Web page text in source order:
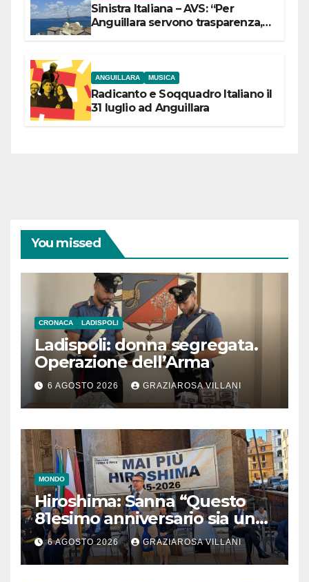
Sinistra Italiana – AVS: “Per
Anguillara servono trasparenza,
ANGUILLARA MUSICA
Radicanto e Soqquadro Italiano il
31 luglio ad Anguillara
You missed
CRONACA LADISPOLI
Ladispoli: donna segregata.
Operazione dell’Arma
6 AGOSTO 2026 GRAZIAROSA VILLANI
MONDO
Hiroshima: Sanna “Questo
81esimo anniversario sia un
monito per tutti”
6 AGOSTO 2026 GRAZIAROSA VILLANI